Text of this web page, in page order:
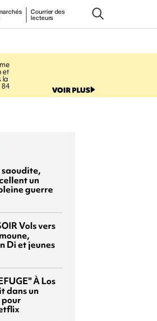
Courrier des
lecteurs
et
la
84 VOIR PLUS
un
guerre
Vols vers
Di et jeunes
À Los
dans un